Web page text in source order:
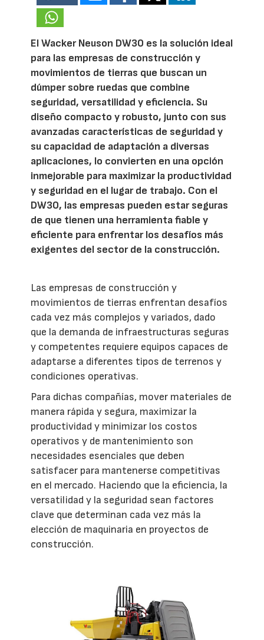
El Wacker Neuson DW30 es la solución ideal
para las empresas de construcción y
movimientos de tierras que buscan un
dúmper sobre ruedas que combine
seguridad, versatilidad y eficiencia. Su
diseño compacto y robusto, junto con sus
avanzadas características de seguridad y
su capacidad de adaptación a diversas
aplicaciones, lo convierten en una opción
inmejorable para maximizar la productividad
y seguridad en el lugar de trabajo. Con el
DW30, las empresas pueden estar seguras
de que tienen una herramienta fiable y
eficiente para enfrentar los desafíos más
exigentes del sector de la construcción.
Las empresas de construcción y
movimientos de tierras enfrentan desafíos
cada vez más complejos y variados, dado
que la demanda de infraestructuras seguras
y competentes requiere equipos capaces de
adaptarse a diferentes tipos de terrenos y
condiciones operativas.
Para dichas compañías, mover materiales de
manera rápida y segura, maximizar la
productividad y minimizar los costos
operativos y de mantenimiento son
necesidades esenciales que deben
satisfacer para mantenerse competitivas
en el mercado. Haciendo que la eficiencia, la
versatilidad y la seguridad sean factores
clave que determinan cada vez más la
elección de maquinaria en proyectos de
construcción.